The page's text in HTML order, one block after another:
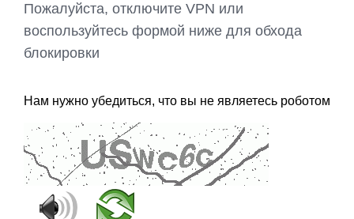
Пожалуйста, отключите VPN или
воспользуйтесь формой ниже для обхода
блокировки
Нам нужно убедиться, что вы не являетесь роботом